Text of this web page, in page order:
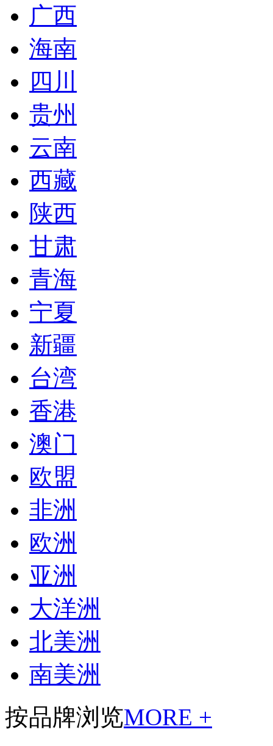
广西
海南
四川
贵州
云南
西藏
陕西
甘肃
青海
宁夏
新疆
台湾
香港
澳门
欧盟
非洲
欧洲
亚洲
大洋洲
北美洲
南美洲
按品牌浏览MORE +